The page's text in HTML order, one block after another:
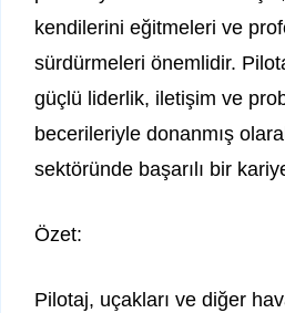
kendilerini eğitmeleri ve
sürdürmeleri önemlidir.
güçlü liderlik, iletişim ve
becerileriyle donanmış
sektöründe başarılı bir
Özet:
Pilotaj, uçakları ve diğer